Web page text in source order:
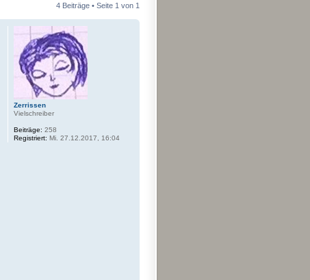
4 Beiträge • Seite 1 von 1
Zerrissen
Vielschreiber
Beiträge: 258
Registriert: Mi. 27.12.2017, 16:04